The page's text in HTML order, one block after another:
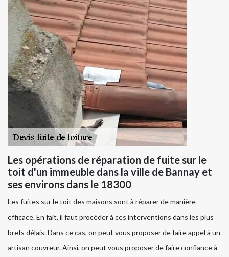
Les opérations de réparation de fuite sur le
toit d'un immeuble dans la ville de Bannay et
ses environs dans le 18300
Les fuites sur le toit des maisons sont à réparer de manière
efficace. En fait, il faut procéder à ces interventions dans les plus
brefs délais. Dans ce cas, on peut vous proposer de faire appel à un
artisan couvreur. Ainsi, on peut vous proposer de faire confiance à